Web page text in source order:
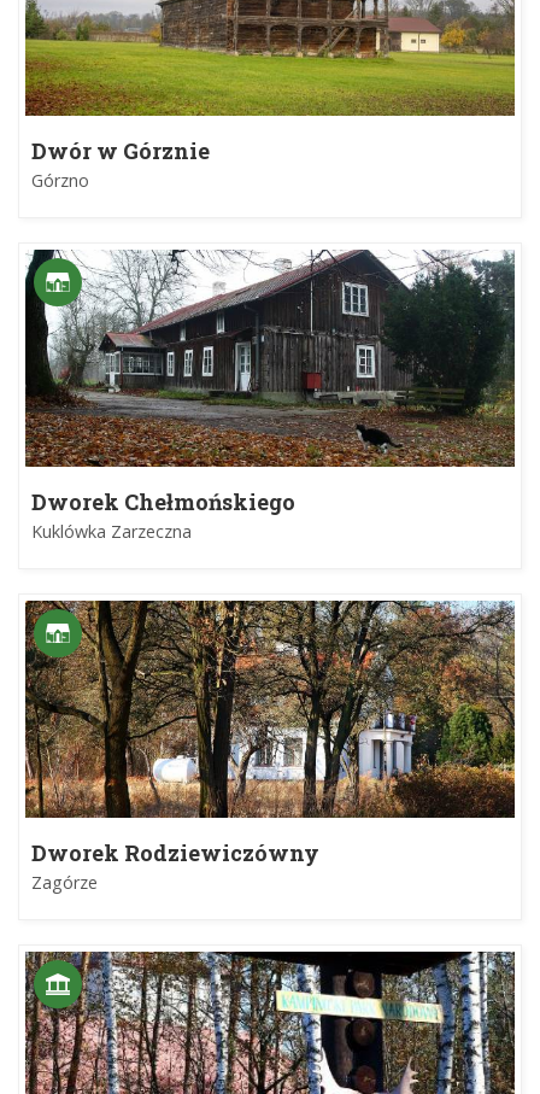
Dwór w Górznie
Górzno
Dworek Chełmońskiego
Kuklówka Zarzeczna
Dworek Rodziewiczówny
Zagórze